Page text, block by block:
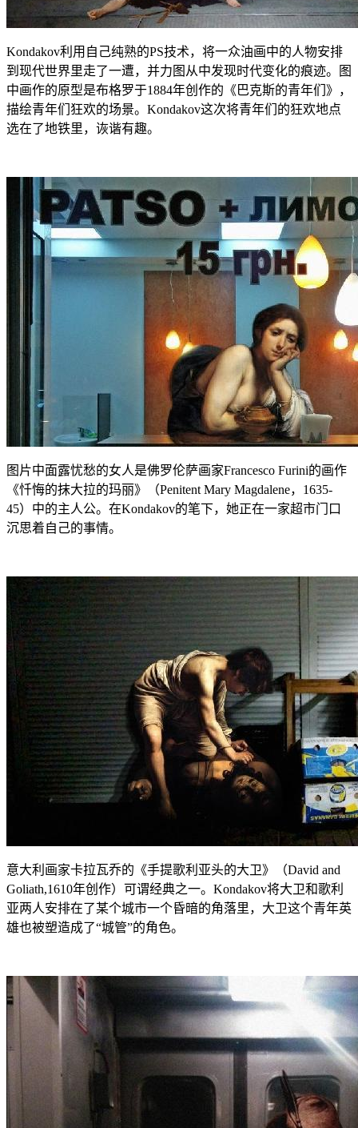
Kondakov利用自己纯熟的PS技术，将一众油画中的人物安排
到现代世界里走了一遭，并力图从中发现时代变化的痕迹。图
中画作的原型是布格罗于1884年创作的《巴克斯的青年们》，
描绘青年们狂欢的场景。Kondakov这次将青年们的狂欢地点
选在了地铁里，诙谐有趣。
图片中面露忧愁的女人是佛罗伦萨画家Francesco Furini的画作
《忏悔的抹大拉的玛丽》（Penitent Mary Magdalene，1635-
45）中的主人公。在Kondakov的笔下，她正在一家超市门口
沉思着自己的事情。
意大利画家卡拉瓦乔的《手提歌利亚头的大卫》（David and
Goliath,1610年创作）可谓经典之一。Kondakov将大卫和歌利
亚两人安排在了某个城市一个昏暗的角落里，大卫这个青年英
雄也被塑造成了“城管”的角色。